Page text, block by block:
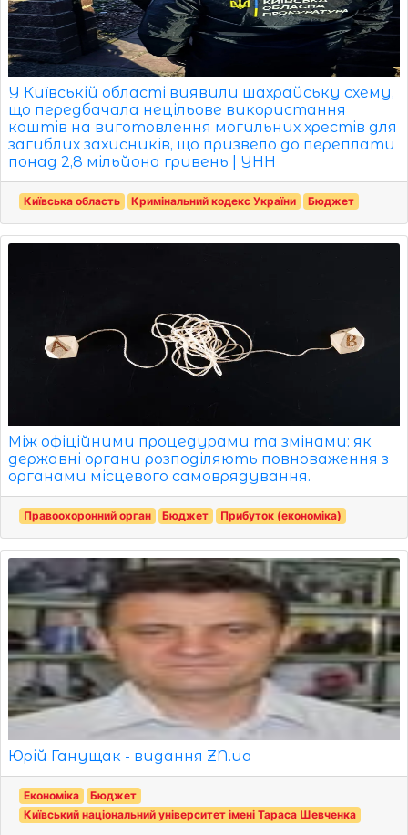
У Київській області виявили шахрайську схему,
що передбачала нецільове використання
коштів на виготовлення могильних хрестів для
загиблих захисників, що призвело до переплати
понад 2,8 мільйона гривень | УНН
Київська область Кримінальний кодекс України Бюджет
Між офіційними процедурами та змінами: як
державні органи розподіляють повноваження з
органами місцевого самоврядування.
Правоохоронний орган Бюджет Прибуток (економіка)
Юрій Ганущак - видання ZN.ua
Економіка
Бюджет
Київський національний університет імені Тараса Шевченка